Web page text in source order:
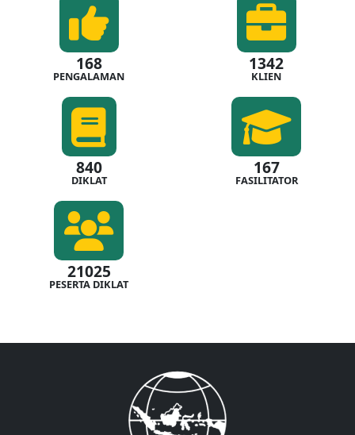
168
PENGALAMAN
1342
KLIEN
840
DIKLAT
167
FASILITATOR
21025
PESERTA DIKLAT